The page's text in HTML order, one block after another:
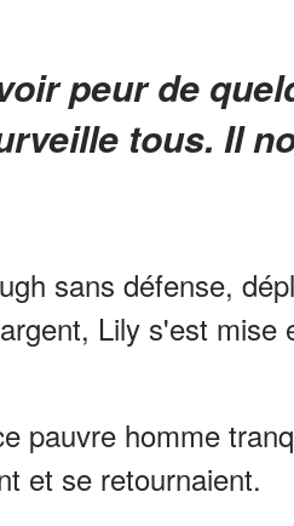
tous. Il
sans défense,
Lily s'est mise
pauvre homme
et se retournaient.